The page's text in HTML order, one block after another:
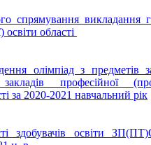
спрямування викладання
освіти області
олімпіад з предметів
професійної
за 2020-2021 навчальний рік
здобувачів освіти